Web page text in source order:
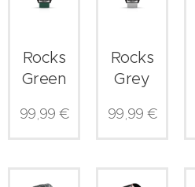
Rocks
Green
99,99 €
Rocks
Grey
99,99 €